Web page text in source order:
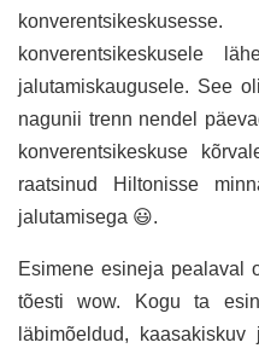
konverentsikeskusele
jalutamiskaugusele. See
nagunii trenn nendel
konverentsikeskuse
raatsinud Hiltonisse
jalutamisega 😃.
Esimene esineja pealaval
tõesti wow. Kogu ta
läbimõeldud,